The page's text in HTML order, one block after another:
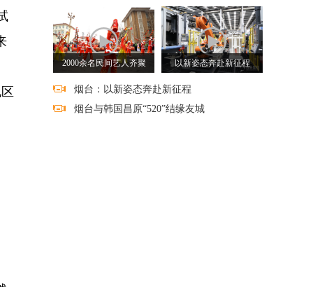
2000余名民间艺人齐聚 以新姿态奔赴新征程
烟台：以新姿态奔赴新征程
烟台与韩国昌原“520”结缘友城